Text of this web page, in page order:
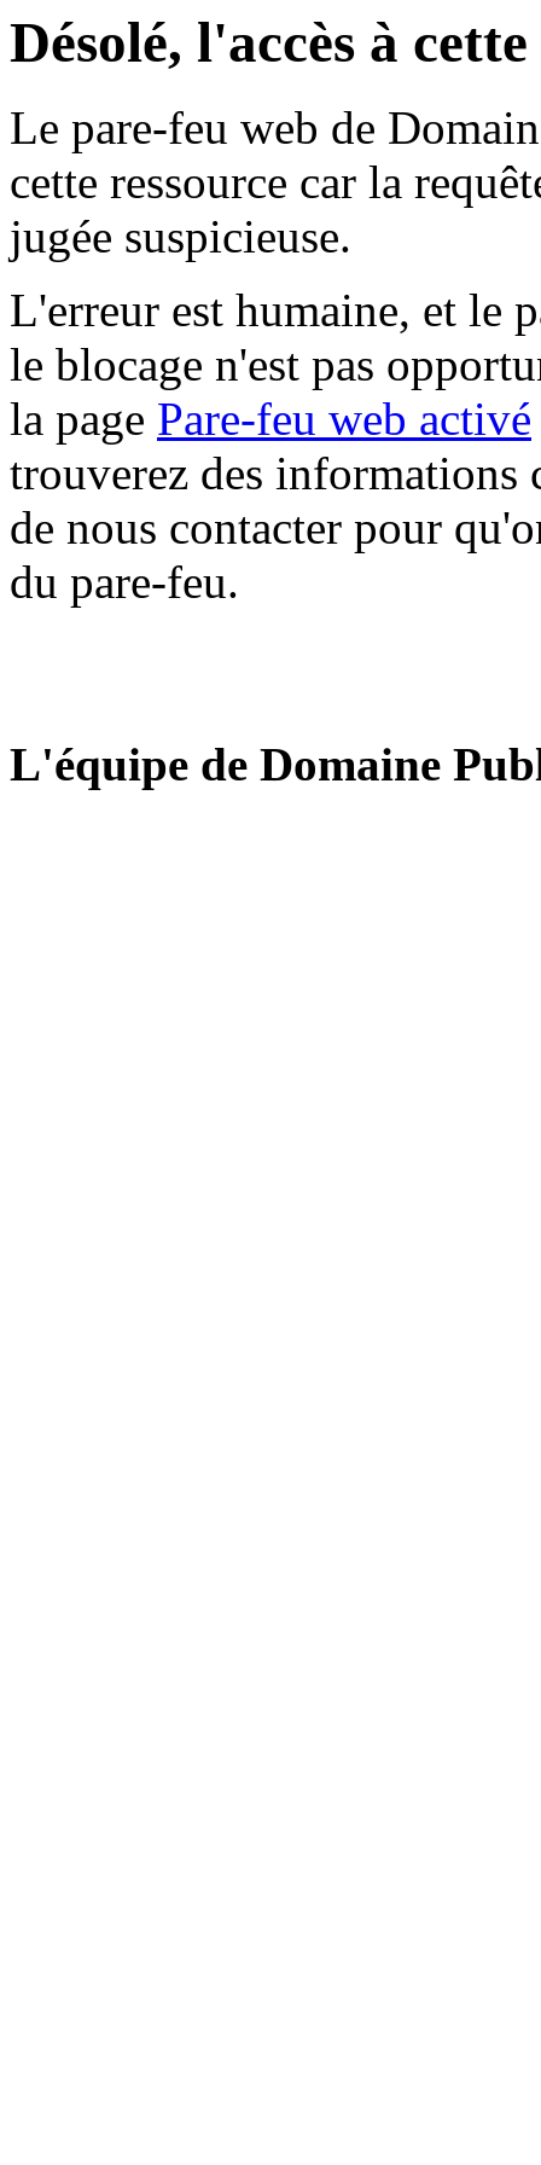
Désolé, l'accès à
Le pare-feu web de
cette ressource car la
jugée suspicieuse.
L'erreur est humaine, et le
le blocage n'est pas
la page Pare-feu web activé
trouverez des informations
de nous contacter pour
du pare-feu.
L'équipe de Domaine